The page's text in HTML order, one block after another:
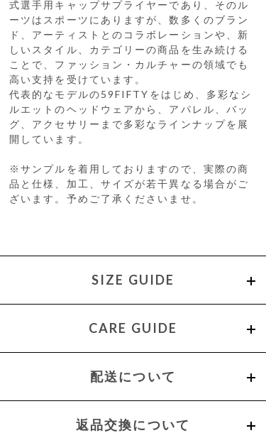
式選手用キャップサプライヤーであり、そのル
ーツはスポーツにありますが、数多くのブラン
ド、アーティストとのコラボレーションや、新
しいスタイル、カテゴリーの商品を生み続ける
ことで、ファッション・カルチャーの領域でも
高い支持を受けています。
代表的なモデルの59FIFTYをはじめ、多彩なシ
ルエットのヘッドウェアから、アパレル、バッ
グ、アクセサリーまで多彩なラインナップを展
開しています。
※サンプルを着用しておりますので、実際の商
品と仕様、加工、サイズが若干異なる場合がご
ざいます。予めご了承くださいませ。
SIZE GUIDE
CARE GUIDE
配送について
返品交換について